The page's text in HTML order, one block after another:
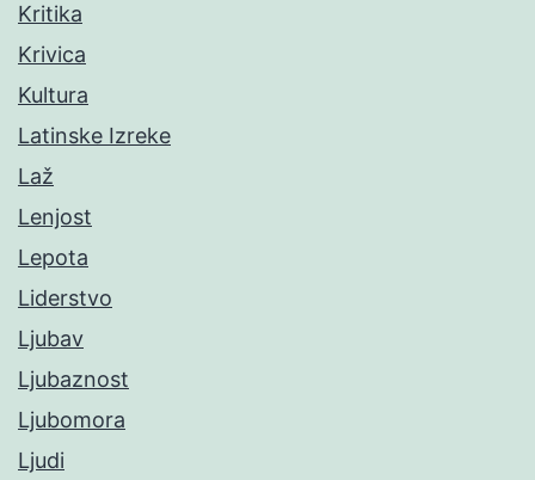
Kritika
Krivica
Kultura
Latinske Izreke
Laž
Lenjost
Lepota
Liderstvo
Ljubav
Ljubaznost
Ljubomora
Ljudi